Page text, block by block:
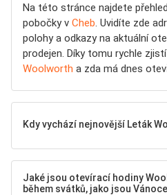
Na této stránce najdete
pobočky v Cheb. Uvidíte zde
polohy a odkazy na aktuální
prodejen. Díky tomu rychle
Woolworth a zda má dnes
Kdy vychází nejnovější Leták
Jaké jsou otevírací hodiny
během svátků, jako jsou